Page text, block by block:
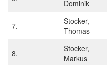
Dominik
7.
Stocker,
Thomas
8.
Stocker,
Markus